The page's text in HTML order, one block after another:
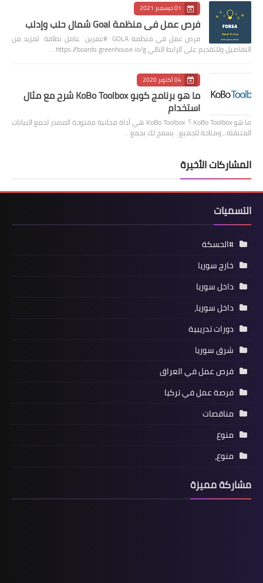
01 ديسمبر 2021
فرص عمل في منظمة Goal شمال حلب وإدلب
فرص عمل في منظمة GOLA #عفرين عامل نظافة لمزيد من
التفاصيل وللتقديم على الرابط التالي https://boards.greenhouse.io/g…
04 أكتوبر 2020
ما هو برنامج كوبو KoBo Toolbox شرح مع مثال
استخدام
ما هو KoBo Toolbox ؟ KoBo Toolbox هي أداة مجانية مفتوحة المصدر لجمع البيانات
المتنقلة ، ومتاحة للجميع. يسمح لك بجمع …
المشاركات الأخيرة
التسميات
#الحسكة
خارج سوريا
داخل سوريا
داخل سوريا،
دورات تدريبية
شرق سوريا
فرص عمل في العراق
فرصة عمل في تركيا
مناقصات
منوع
منوع،
مشاركة مميزة